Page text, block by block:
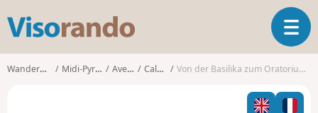
s
o
T
o
g
l
Wanderungen Midi-Pyrénées Aveyron Calmont Von der Basilika zum Oratorium von Ceignac